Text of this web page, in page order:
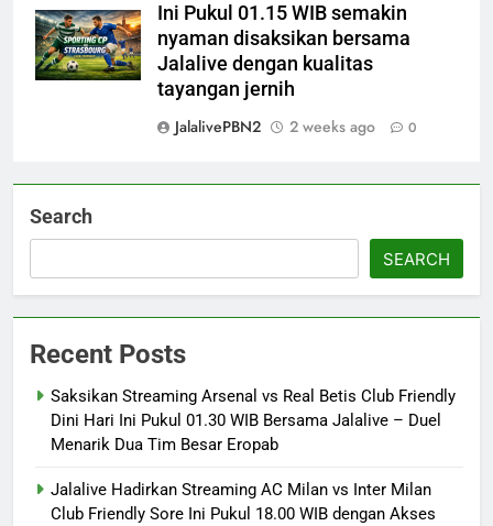
Ini Pukul 01.15 WIB semakin
nyaman disaksikan bersama
Jalalive dengan kualitas
tayangan jernih
JalalivePBN2
2 weeks ago 0
Search
SEARCH
Recent Posts
Saksikan Streaming Arsenal vs Real Betis Club Friendly
Dini Hari Ini Pukul 01.30 WIB Bersama Jalalive – Duel
Menarik Dua Tim Besar Eropab
Jalalive Hadirkan Streaming AC Milan vs Inter Milan
Club Friendly Sore Ini Pukul 18.00 WIB dengan Akses